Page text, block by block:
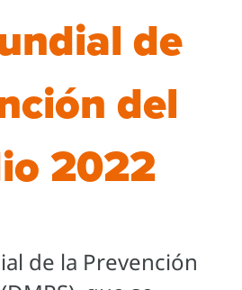
de
del
2022
de la Prevención